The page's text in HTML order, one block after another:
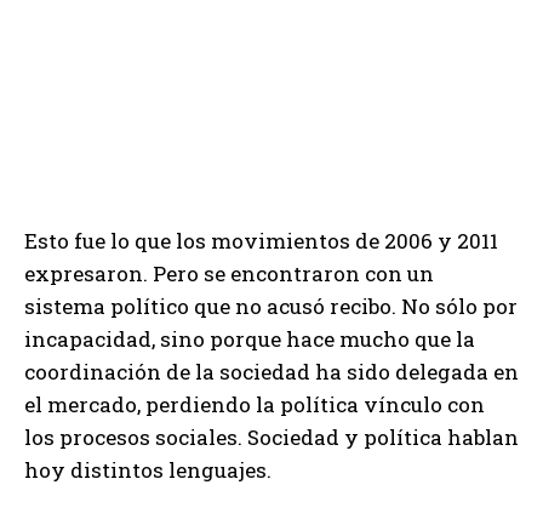
Esto fue lo que los movimientos de 2006 y 2011
expresaron. Pero se encontraron con un
sistema político que no acusó recibo. No sólo por
incapacidad, sino porque hace mucho que la
coordinación de la sociedad ha sido delegada en
el mercado, perdiendo la política vínculo con
los procesos sociales. Sociedad y política hablan
hoy distintos lenguajes.